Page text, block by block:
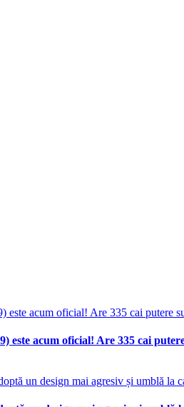
acum oficial! Are 335 cai